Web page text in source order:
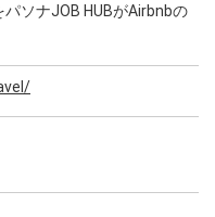
ソナJOB HUBがAirbnbの